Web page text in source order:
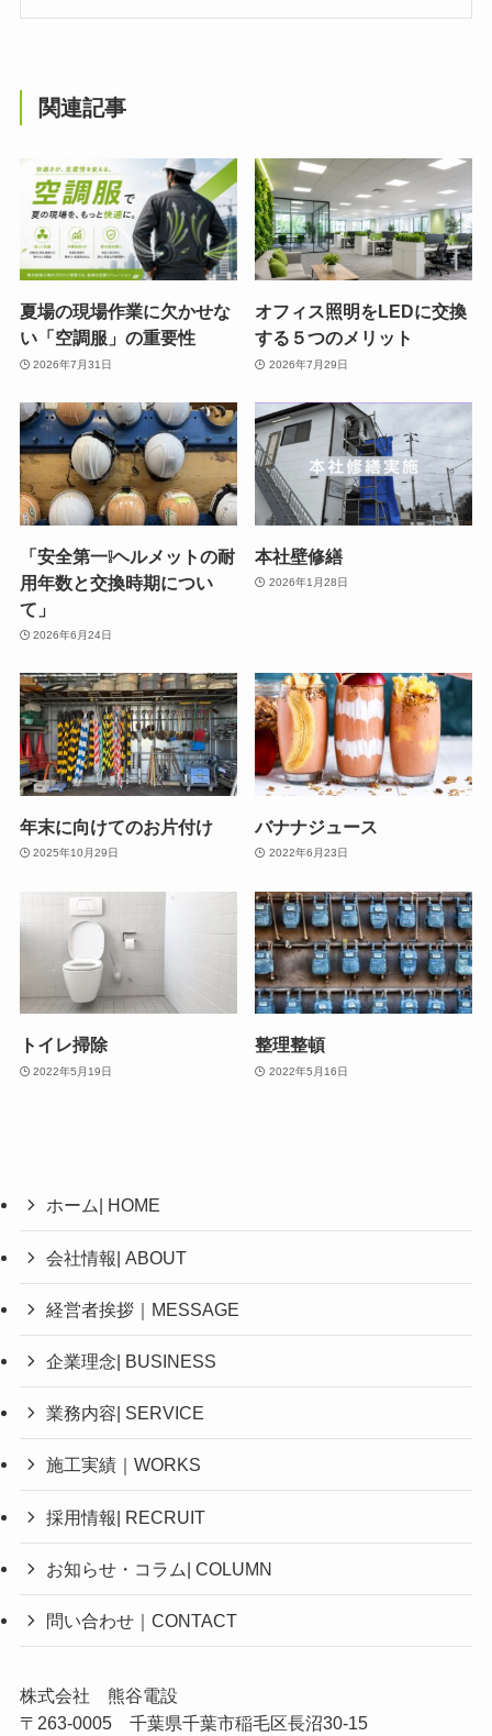
関連記事
夏場の現場作業に欠かせな
い「空調服」の重要性
2026年7月31日
オフィス照明をLEDに交換
する５つのメリット
2026年7月29日
「安全第一❕ヘルメットの耐
用年数と交換時期につい
て」
2026年6月24日
本社壁修繕
2026年1月28日
年末に向けてのお片付け
2025年10月29日
バナナジュース
2022年6月23日
トイレ掃除
2022年5月19日
整理整頓
2022年5月16日
ホーム| HOME
会社情報| ABOUT
経営者挨拶｜MESSAGE
企業理念| BUSINESS
業務内容| SERVICE
施工実績｜WORKS
採用情報| RECRUIT
お知らせ・コラム| COLUMN
問い合わせ｜CONTACT
株式会社 熊谷電設
〒263-0005 千葉県千葉市稲毛区長沼30-15